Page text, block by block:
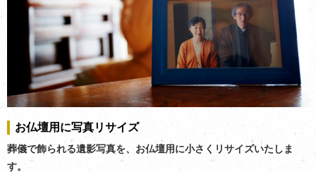
お仏壇用に写真リサイズ
葬儀で飾られる遺影写真を、お仏壇用に小さくリサイズいたしま
す。